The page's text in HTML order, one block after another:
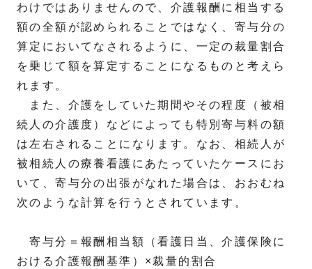
わけではありませんので、介護報酬に相当する
額の全額が認められることではなく、寄与分の
算定においてなされるように、一定の裁量割合
を乗じて額を算定することになるものと考えら
れます。
また、介護をしていた期間やその程度（被相
続人の介護度）などによっても特別寄与料の額
は左右されることになります。なお、相続人が
被相続人の療養看護にあたっていたケースにお
いて、寄与分の出張がなれた場合は、おおむね
次のような計算を行うとされています。
寄与分＝報酬相当額（看護日当、介護保険に
おける介護報酬基準）×裁量的割合